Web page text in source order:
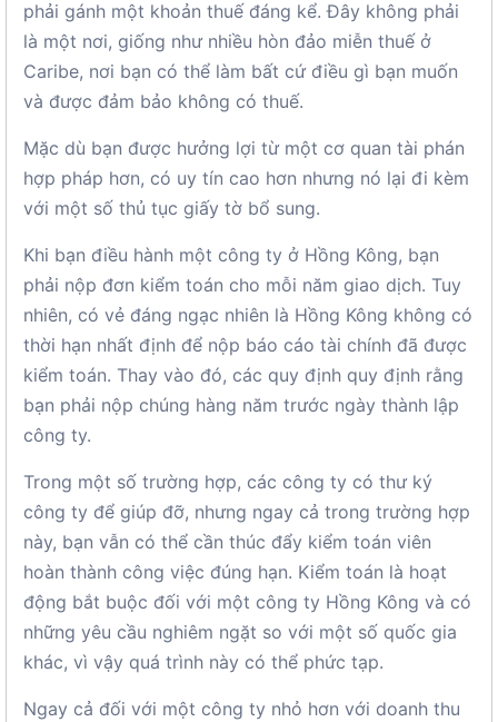
phải gánh một khoản thuế đáng kể. Đây không phải
là một nơi, giống như nhiều hòn đảo miễn thuế ở
Caribe, nơi bạn có thể làm bất cứ điều gì bạn muốn
và được đảm bảo không có thuế.
Mặc dù bạn được hưởng lợi từ một cơ quan tài phán
hợp pháp hơn, có uy tín cao hơn nhưng nó lại đi kèm
với một số thủ tục giấy tờ bổ sung.
Khi bạn điều hành một công ty ở Hồng Kông, bạn
phải nộp đơn kiểm toán cho mỗi năm giao dịch. Tuy
nhiên, có vẻ đáng ngạc nhiên là Hồng Kông không có
thời hạn nhất định để nộp báo cáo tài chính đã được
kiểm toán. Thay vào đó, các quy định quy định rằng
bạn phải nộp chúng hàng năm trước ngày thành lập
công ty.
Trong một số trường hợp, các công ty có thư ký
công ty để giúp đỡ, nhưng ngay cả trong trường hợp
này, bạn vẫn có thể cần thúc đẩy kiểm toán viên
hoàn thành công việc đúng hạn. Kiểm toán là hoạt
động bắt buộc đối với một công ty Hồng Kông và có
những yêu cầu nghiêm ngặt so với một số quốc gia
khác, vì vậy quá trình này có thể phức tạp.
Ngay cả đối với một công ty nhỏ hơn với doanh thu